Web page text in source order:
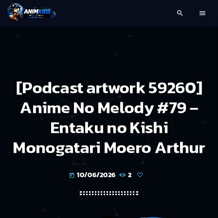
search menu
[Podcast artwork 59260]
Anime No Melody #79 –
Entaku no Kishi
Monogatari Moero Arthur
today 10/06/2026 2